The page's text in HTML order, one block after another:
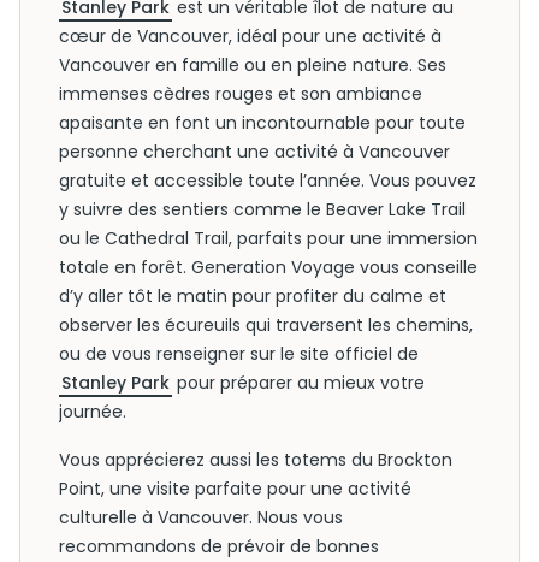
Stanley Park est un véritable îlot de nature au
cœur de Vancouver, idéal pour une activité à
Vancouver en famille ou en pleine nature. Ses
immenses cèdres rouges et son ambiance
apaisante en font un incontournable pour toute
personne cherchant une activité à Vancouver
gratuite et accessible toute l’année. Vous pouvez
y suivre des sentiers comme le Beaver Lake Trail
ou le Cathedral Trail, parfaits pour une immersion
totale en forêt. Generation Voyage vous conseille
d’y aller tôt le matin pour profiter du calme et
observer les écureuils qui traversent les chemins,
ou de vous renseigner sur le site officiel de
Stanley Park pour préparer au mieux votre
journée.
Vous apprécierez aussi les totems du Brockton
Point, une visite parfaite pour une activité
culturelle à Vancouver. Nous vous
recommandons de prévoir de bonnes